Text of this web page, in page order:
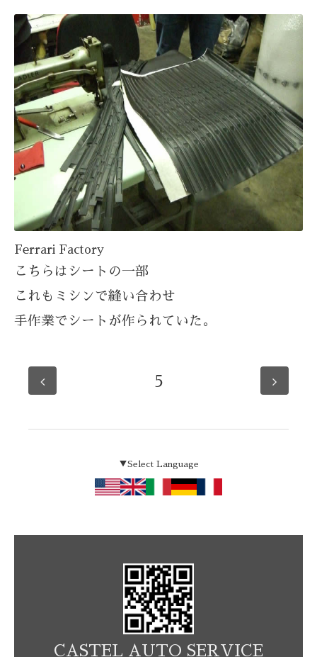
Ferrari Factory
こちらはシートの一部
これもミシンで縫い合わせ
手作業でシートが作られていた。
5
▼Select Language
CASTEL AUTO SERVICE